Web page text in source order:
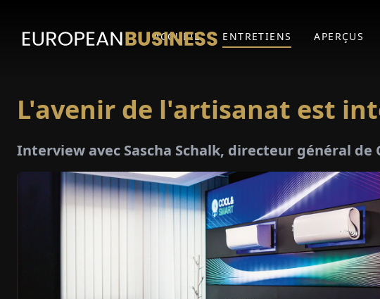
ACCUEIL ENTRETIENS APERÇUS
L'avenir de l'artisanat est
Interview avec Sascha Schalk, directeur général de